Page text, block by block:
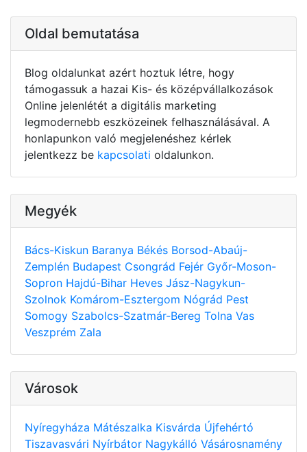
Oldal bemutatása
Blog oldalunkat azért hoztuk létre, hogy
támogassuk a hazai Kis- és középvállalkozások
Online jelenlétét a digitális marketing
legmodernebb eszközeinek felhasználásával. A
honlapunkon való megjelenéshez kérlek
jelentkezz be kapcsolati oldalunkon.
Megyék
Bács-Kiskun Baranya Békés Borsod-Abaúj-
Zemplén Budapest Csongrád Fejér Győr-Moson-
Sopron Hajdú-Bihar Heves Jász-Nagykun-
Szolnok Komárom-Esztergom Nógrád Pest
Somogy Szabolcs-Szatmár-Bereg Tolna Vas
Veszprém Zala
Városok
Nyíregyháza Mátészalka Kisvárda Újfehértó
Tiszavasvári Nyírbátor Nagykálló Vásárosnamény